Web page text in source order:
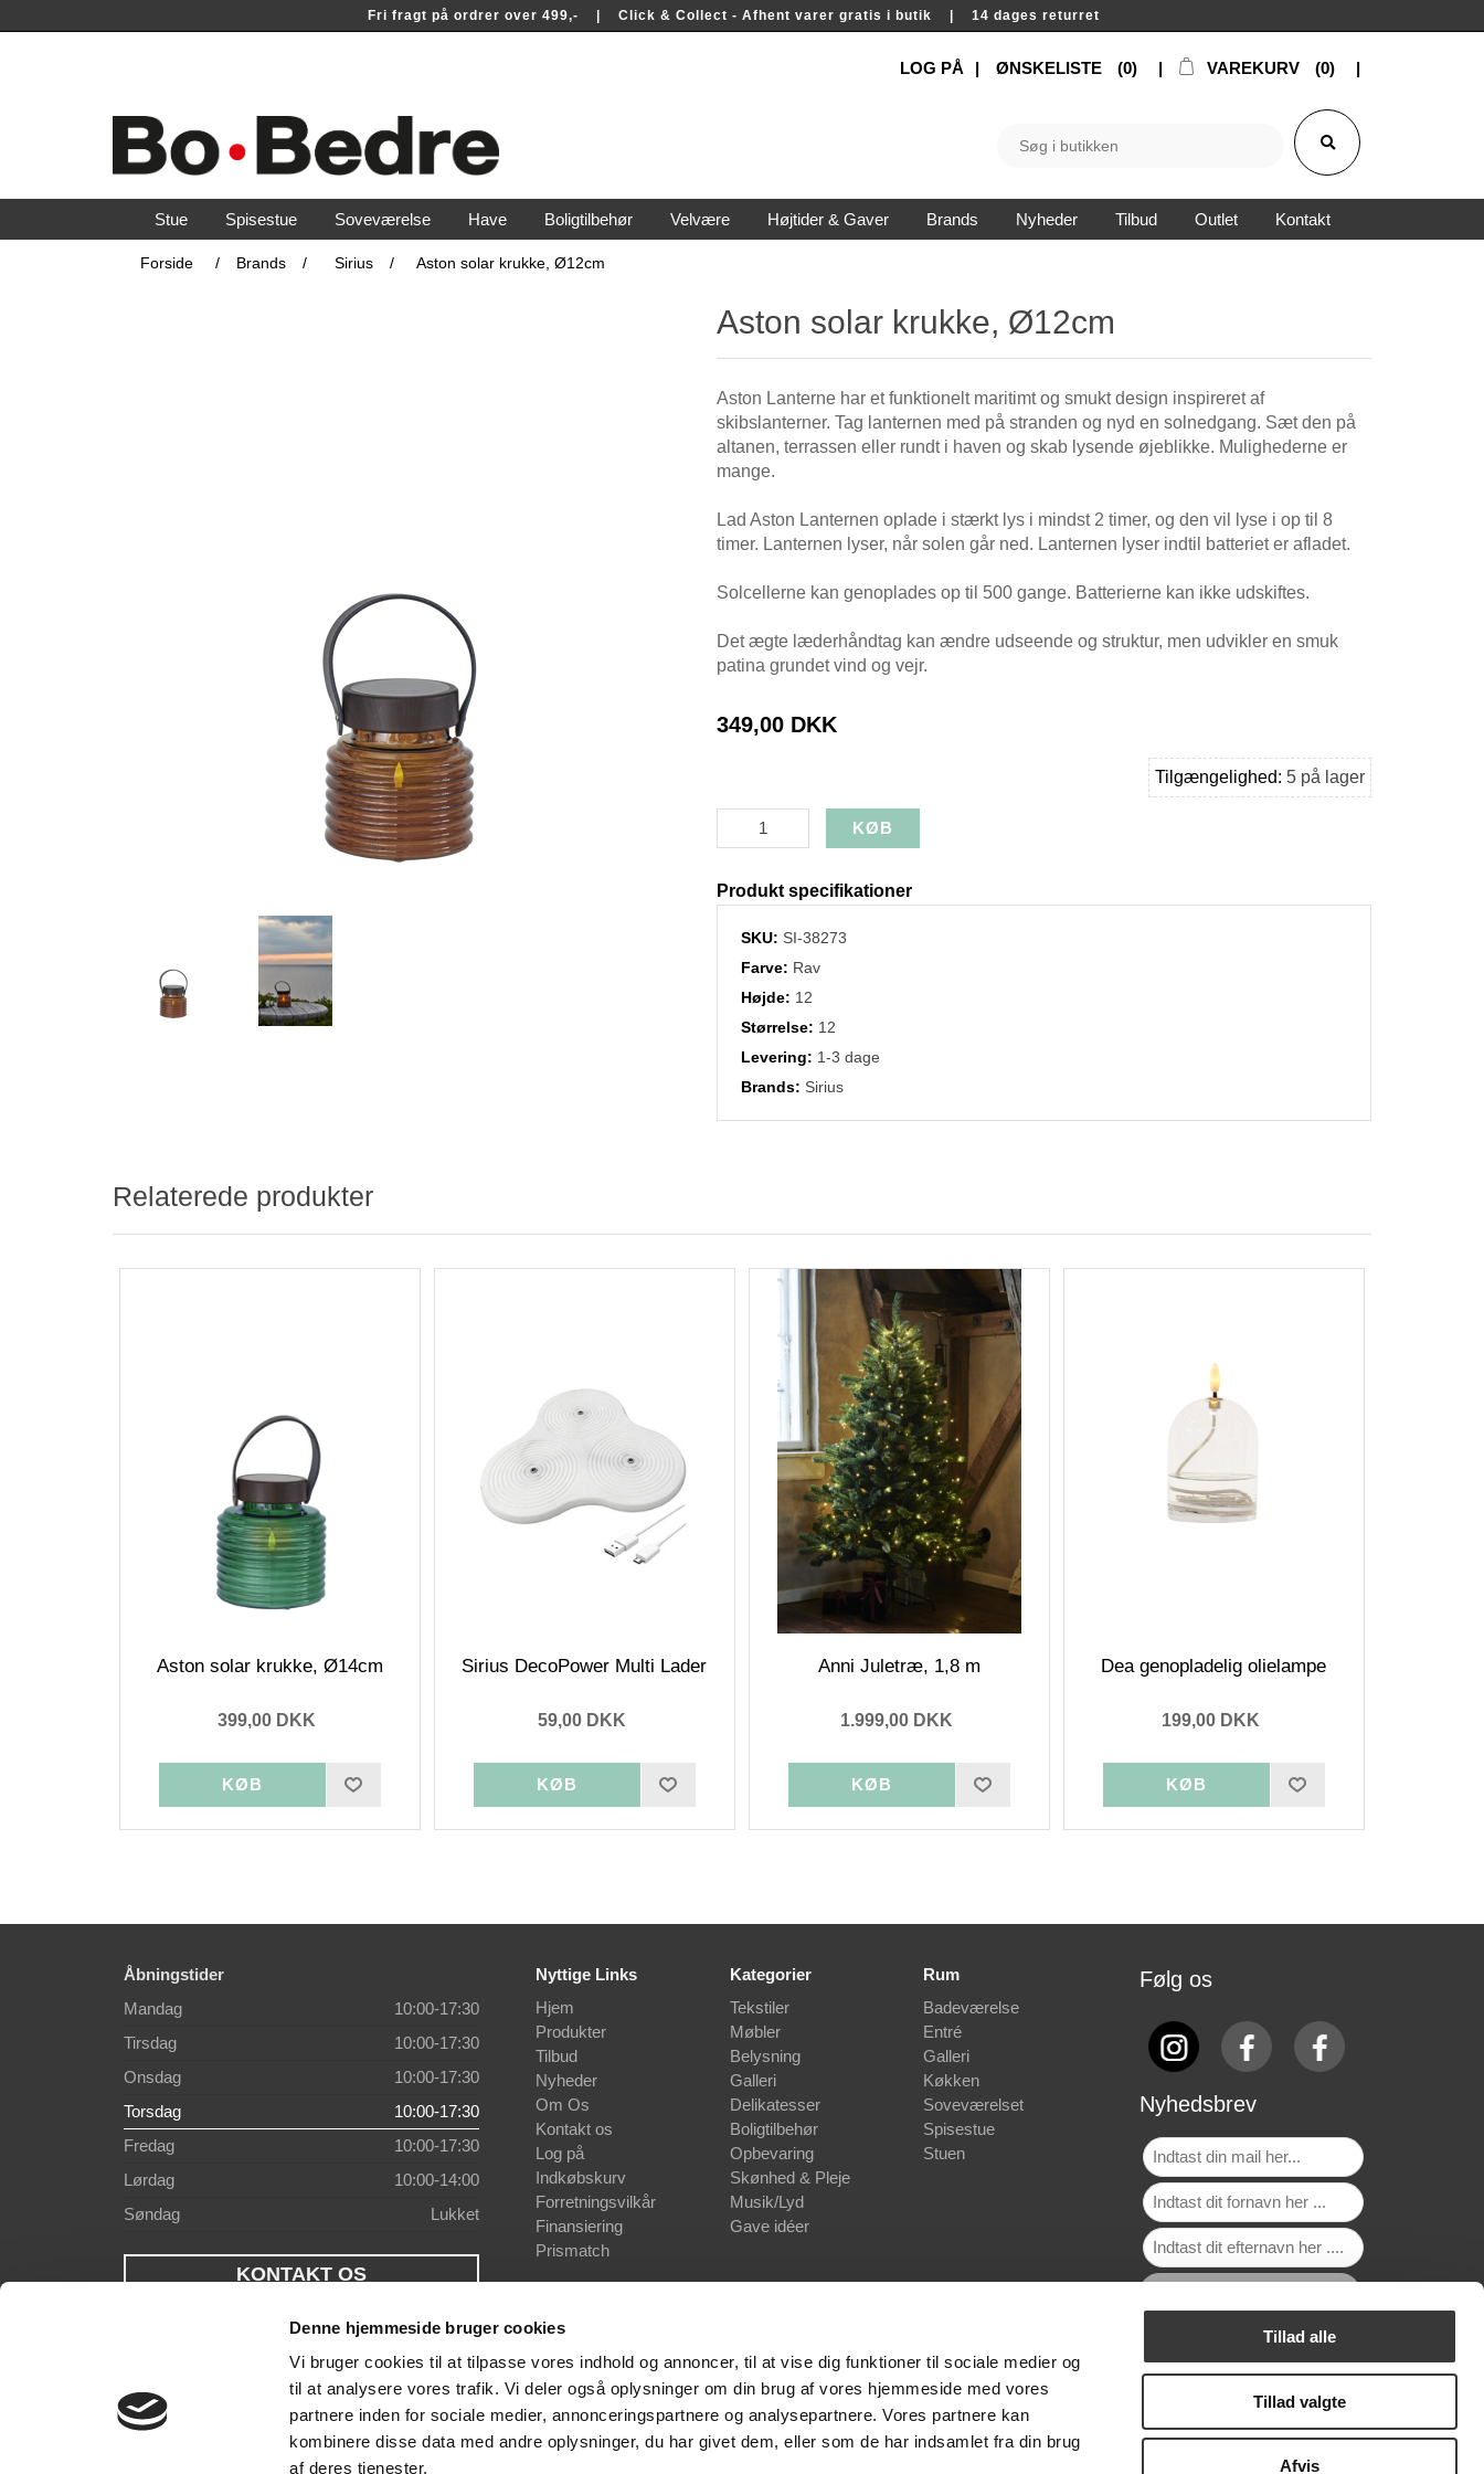
Denne hjemmeside bruger cookies
Vi bruger cookies til at tilpasse vores indhold og annoncer, til at vise dig funktioner til sociale medier og
til at analysere vores trafik. Vi deler også oplysninger om din brug af vores hjemmeside med vores
partnere inden for sociale medier, annonceringspartnere og analysepartnere. Vores partnere kan
kombinere disse data med andre oplysninger, du har givet dem, eller som de har indsamlet fra din brug
af deres tjenester.
Tillad alle
Tillad valgte
Afvis
Fri fragt på ordrer over 499,- | Click & Collect - Afhent varer gratis i butik | 14 dages returret
LOG PÅ ØNSKELISTE (0) VAREKURV (0)
Stue Spisestue Soveværelse Have Boligtilbehør Velvære Højtider & Gaver Brands Nyheder Tilbud Outlet Kontakt
Forside / Brands / Sirius / Aston solar krukke, Ø12cm
Aston solar krukke, Ø12cm
Aston Lanterne har et funktionelt maritimt og smukt design inspireret af
skibslanterner. Tag lanternen med på stranden og nyd en solnedgang. Sæt den på
altanen, terrassen eller rundt i haven og skab lysende øjeblikke. Mulighederne er
mange.
Lad Aston Lanternen oplade i stærkt lys i mindst 2 timer, og den vil lyse i op til 8
timer. Lanternen lyser, når solen går ned. Lanternen lyser indtil batteriet er afladet.
Solcellerne kan genoplades op til 500 gange. Batterierne kan ikke udskiftes.
Det ægte læderhåndtag kan ændre udseende og struktur, men udvikler en smuk
patina grundet vind og vejr.
349,00 DKK
Tilgængelighed: 5 på lager
Produkt specifikationer
SKU: SI-38273
Farve: Rav
Højde: 12
Størrelse: 12
Levering: 1-3 dage
Brands: Sirius
Relaterede produkter
Aston solar krukke, Ø14cm
399,00 DKK
Sirius DecoPower Multi Lader
59,00 DKK
Anni Juletræ, 1,8 m
1.999,00 DKK
Dea genopladelig olielampe
199,00 DKK
Åbningstider
Mandag
10:00-17:30
Tirsdag
10:00-17:30
Onsdag
10:00-17:30
Torsdag
10:00-17:30
Fredag
10:00-17:30
Lørdag
10:00-14:00
Søndag
Lukket
KONTAKT OS
Nyttige Links
Hjem
Produkter
Tilbud
Nyheder
Om Os
Kontakt os
Log på
Indkøbskurv
Forretningsvilkår
Finansiering
Prismatch
Kategorier
Tekstiler
Møbler
Belysning
Galleri
Delikatesser
Boligtilbehør
Opbevaring
Skønhed & Pleje
Musik/Lyd
Gave idéer
Rum
Badeværelse
Entré
Galleri
Køkken
Soveværelset
Spisestue
Stuen
Følg os
Nyhedsbrev